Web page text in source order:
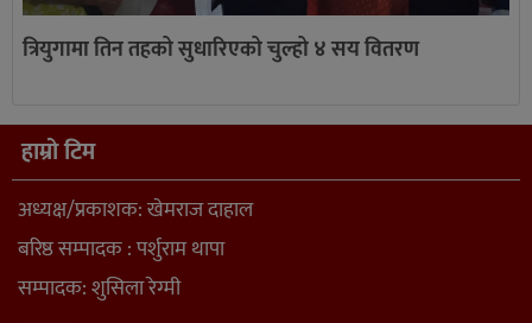
त्रियुगामा तिन तहको सुधारिएको चुल्हो ४ सय वितरण
हाम्रो टिम
अध्यक्ष/प्रकाशक: खेमराज दाहाल
बरिष्ठ सम्पादक : पर्शुराम थापा
सम्पादक: शुसिला रेग्मी